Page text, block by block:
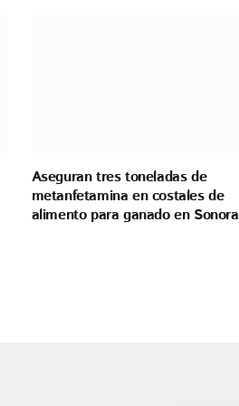
Aseguran tres toneladas de
metanfetamina en costales de
alimento para ganado en Sonora